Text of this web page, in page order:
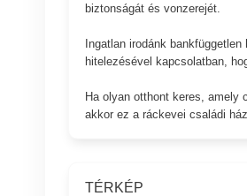
biztonságát és vonzerejét.
Ingatlan irodánk
hitelezésével kapcsolatban,
Ha olyan otthont keres, amely
akkor ez a ráckevei családi
TÉRKÉP